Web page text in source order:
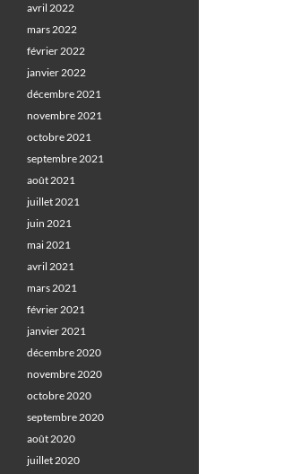
avril 2022
mars 2022
février 2022
janvier 2022
décembre 2021
novembre 2021
octobre 2021
septembre 2021
août 2021
juillet 2021
juin 2021
mai 2021
avril 2021
mars 2021
février 2021
janvier 2021
décembre 2020
novembre 2020
octobre 2020
septembre 2020
août 2020
juillet 2020